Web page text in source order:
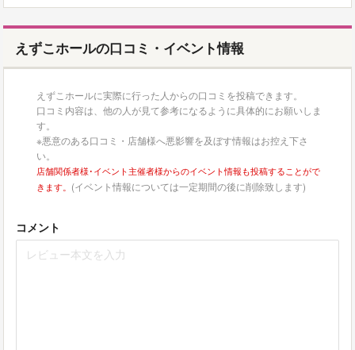
えずこホールの口コミ・イベント情報
えずこホールに実際に行った人からの口コミを投稿できます。
口コミ内容は、他の人が見て参考になるように具体的にお願いしま
す。
※悪意のある口コミ・店舗様へ悪影響を及ぼす情報はお控え下さ
い。
店舗関係者様･イベント主催者様からのイベント情報も投稿することがで
きます。 (イベント情報については一定期間の後に削除致します)
コメント